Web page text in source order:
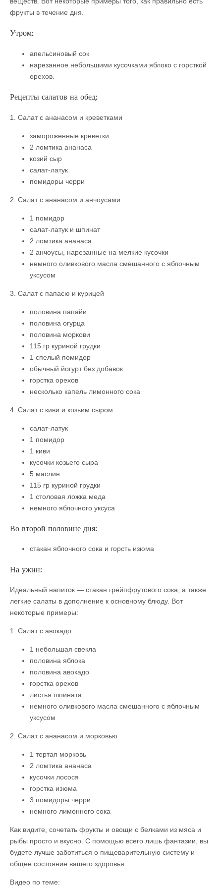
фрукты в течение дня.
Утром:
апельсиновый сок
нарезанное небольшими кусочками яблоко с горсткой
орехов.
Рецепты салатов на обед:
1. Салат с ананасом и креветками
замороженные креветки
2 ломтика ананаса
козий сыр
салат-латук
помидоры черри
2. Салат с ананасом и анчоусами
1 помидор
салат-латук и шпинат
2 ломтика ананаса
2 анчоусы, нарезанные на мелкие кусочки
немного оливкового масла смешанного с яблочным
уксусом
3. Салат с папаєю и курицей
половина папайи
половина огурца
половина моркови
115 гр куриной грудки
1 спелый помидор
обычный йогурт без добавок
горстка орехов
несколько капель лимонного сока
4. Салат с киви и козьим сыром
салат-латук
1 помидор
1 киви
кусочки козьего сыра
5 маслин
115 гр куриной грудки
1 столовая ложка меда
немного яблочного уксуса
Во второй половине дня:
стакан яблочного сока и горсть изюма
На ужин:
Идеальный напиток — стакан грейпфрутового сока, а также
легкие салаты в дополнение к основному блюду. Вот
некоторые примеры:
1. Салат с авокадо
1 небольшая свекла
половина яблока
половина авокадо
горстка орехов
листья шпината
немного оливкового масла смешанного с яблочным
уксусом
2. Салат с ананасом и морковью
1 тертая морковь
2 ломтика ананаса
кусочки лосося
горстка изюма
3 помидоры черри
немного лимонного сока
Как видите, сочетать фрукты и овощи с белками из мяса и
рыбы просто и вкусно. С помощью всего лишь фантазии, вы
будете лучше заботиться о пищеварительную систему и
общее состояние вашего здоровья.
Видео по теме: